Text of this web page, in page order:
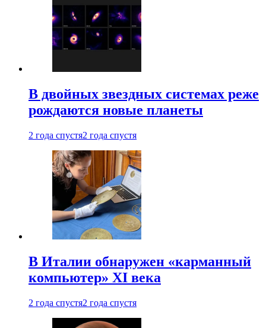
В двойных звездных системах реже
рождаются новые планеты
2 года спустя2 года спустя
В Италии обнаружен «карманный
компьютер» XI века
2 года спустя2 года спустя